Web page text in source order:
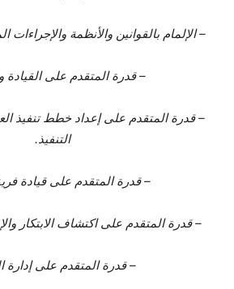
– الإلمام بالقوانين والأنظمة
– قدرة المتقدم على القيادة
– قدرة المتقدم على إعداد خطط تنفيذ
التنفيذ.
– قدرة المتقدم على قيادة
– قدرة المتقدم على اكتشاف الابتكار
– قدرة المتقدم على إدارة